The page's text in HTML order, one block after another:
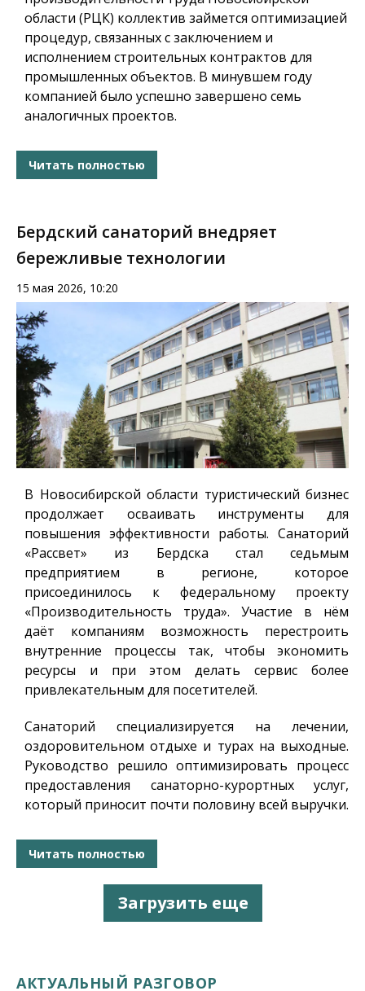
области (РЦК) коллектив займется оптимизацией
процедур, связанных с заключением и
исполнением строительных контрактов для
промышленных объектов. В минувшем году
компанией было успешно завершено семь
аналогичных проектов.
Читать полностью
Бердский санаторий внедряет
бережливые технологии
15 мая 2026, 10:20
В Новосибирской области туристический бизнес
продолжает осваивать инструменты для
повышения эффективности работы. Санаторий
«Рассвет» из Бердска стал седьмым
предприятием в регионе, которое
присоединилось к федеральному проекту
«Производительность труда». Участие в нём
даёт компаниям возможность перестроить
внутренние процессы так, чтобы экономить
ресурсы и при этом делать сервис более
привлекательным для посетителей.
Санаторий специализируется на лечении,
оздоровительном отдыхе и турах на выходные.
Руководство решило оптимизировать процесс
предоставления санаторно-курортных услуг,
который приносит почти половину всей выручки.
Читать полностью
Загрузить еще
АКТУАЛЬНЫЙ РАЗГОВОР